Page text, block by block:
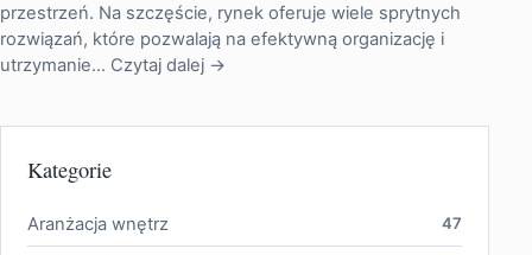
przestrzeń. Na szczęście, rynek oferuje wiele sprytnych
rozwiązań, które pozwalają na efektywną organizację i
utrzymanie… Czytaj dalej →
Kategorie
Aranżacja wnętrz 47